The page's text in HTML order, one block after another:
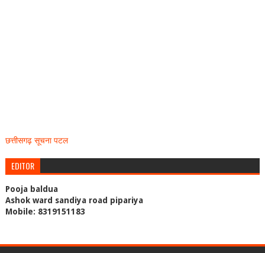
छत्तीसगढ़ सूचना पटल
EDITOR
Pooja baldua
Ashok ward sandiya road pipariya
Mobile: 8319151183